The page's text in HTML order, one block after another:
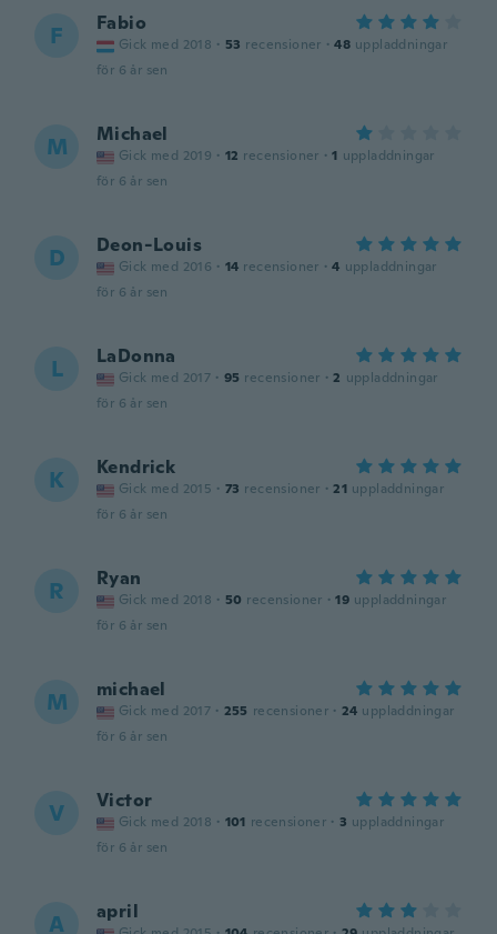
F Fabio
Gick med 2018 · 53 recensioner · 48 uppladdningar
för 6 år sen
M Michael
Gick med 2019 · 12 recensioner · 1 uppladdningar
för 6 år sen
D Deon-Louis
Gick med 2016 · 14 recensioner · 4 uppladdningar
för 6 år sen
L LaDonna
Gick med 2017 · 95 recensioner · 2 uppladdningar
för 6 år sen
K Kendrick
Gick med 2015 · 73 recensioner · 21 uppladdningar
för 6 år sen
R Ryan
Gick med 2018 · 50 recensioner · 19 uppladdningar
för 6 år sen
M michael
Gick med 2017 · 255 recensioner · 24 uppladdningar
för 6 år sen
V Victor
Gick med 2018 · 101 recensioner · 3 uppladdningar
för 6 år sen
A april